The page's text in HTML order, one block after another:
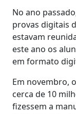
No ano
provas digitais
estavam
este ano os
em formato
Em novembro,
cerca de 10
fizessem a